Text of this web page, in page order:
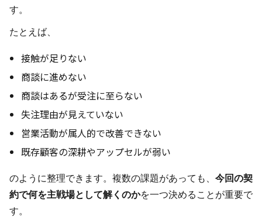
す。
たとえば、
接触が足りない
商談に進めない
商談はあるが受注に至らない
失注理由が見えていない
営業活動が属人的で改善できない
既存顧客の深耕やアップセルが弱い
のように整理できます。複数の課題があっても、 今回の契
約で何を主戦場として解くのかを一つ決めることが重要で
す。